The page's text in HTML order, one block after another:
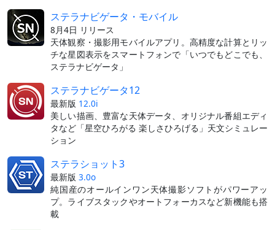
ステラナビゲータ・モバイル
8月4日 リリース
天体観察・撮影用モバイルアプリ。高精度な計算とリッ
チな星図表示をスマートフォンで「いつでもどこでも、
ステラナビゲータ」
ステラナビゲータ12
最新版 12.0i
美しい描画、豊富な天体データ、オリジナル番組エディ
タなど「星空ひろがる 楽しさひろげる」天文シミュレー
ション
ステラショット3
最新版 3.0o
純国産のオールインワン天体撮影ソフトがパワーアッ
プ。ライブスタックやオートフォーカスなど新機能も搭
載